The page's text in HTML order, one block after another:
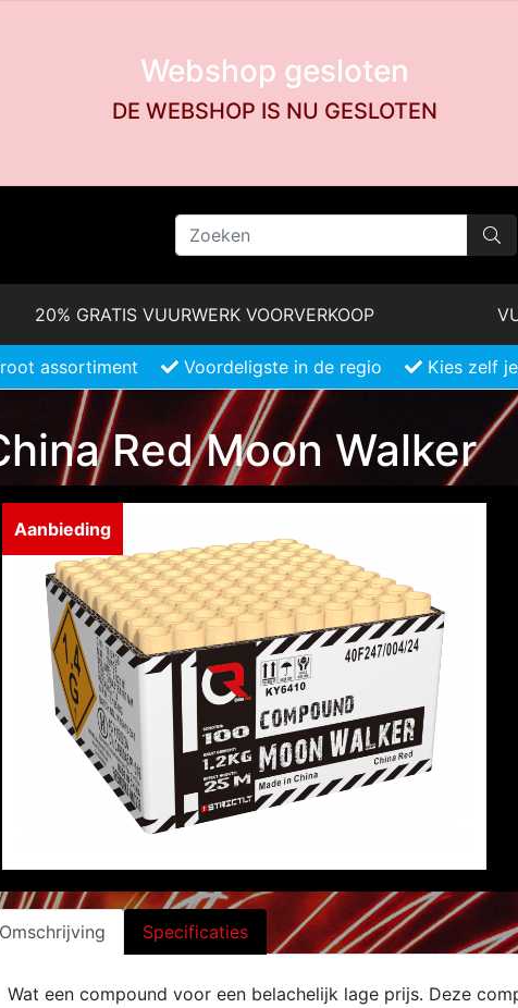
Webshop gesloten
DE WEBSHOP IS NU GESLOTEN
20% GRATIS VUURWERK VOORVERKOOP
assortiment Voordeligste in de regio Kies zelf
Red Moon Walker
Aanbieding
Omschrijving Specificaties
Wat een compound voor een belachelijk lage prijs. Deze